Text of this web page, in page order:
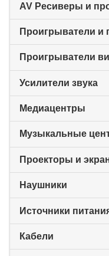
AV Ресиверы и
Проигрыватели и
Проигрыватели
Усилители звука
Медиацентры
Музыкальные
Проекторы и
Наушники
Источники
Кабели